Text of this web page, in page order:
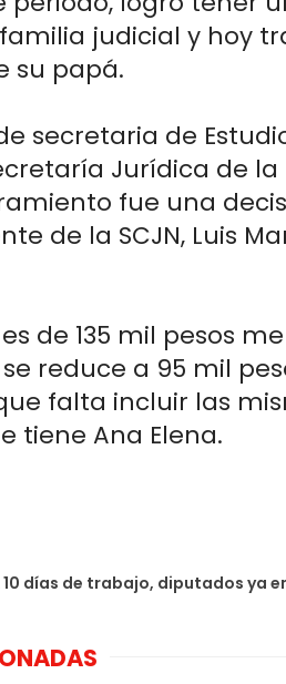
judicial y hoy
su papá.
secretaria de
Jurídica de la
fue una
de la SCJN, Luis
de 135 mil pesos
reduce a 95 mil
falta incluir las
tiene Ana Elena.
10 días de trabajo, diputados ya